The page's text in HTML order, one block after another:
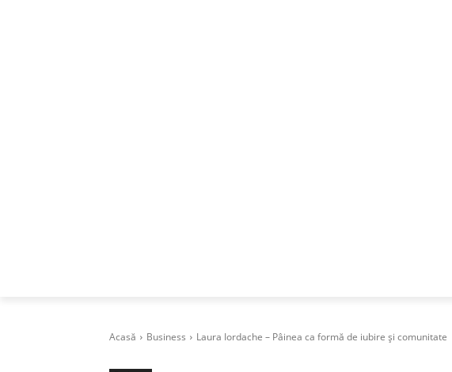
Acasă Business Laura Iordache – Pâinea ca formă de iubire și comunitate